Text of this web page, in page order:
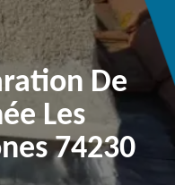
De
Les
74230